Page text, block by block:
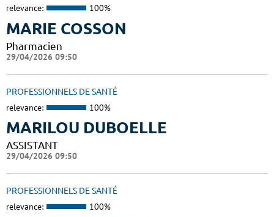
relevance: 100%
MARIE COSSON
Pharmacien
29/04/2026 09:50
PROFESSIONNELS DE SANTÉ
relevance: 100%
MARILOU DUBOELLE
ASSISTANT
29/04/2026 09:50
PROFESSIONNELS DE SANTÉ
relevance: 100%